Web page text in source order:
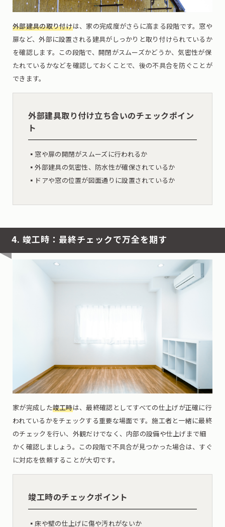
外部建具の取り付けは、家の完成度がさらに高まる段階です。窓や
扉など、外部に設置される建具がしっかりと取り付けられているか
を確認します。この段階で、開閉がスムーズかどうか、気密性が保
たれているかなどを確認しておくことで、後の不具合を防ぐことが
できます。
外部建具取り付け立ち合いのチェックポイン
ト
▪︎窓や扉の開閉がスムーズに行われるか
▪︎外部建具の気密性、防水性が確保されているか
▪︎ドアや窓の位置が図面通りに設置されているか
4. 竣工時：最終チェックで万全を期す
家が完成した竣工時は、最終確認としてすべての仕上げが正確に行
われているかをチェックする重要な場面です。施工者と一緒に最終
のチェックを行い、外観だけでなく、内部の設備や仕上げまで細
かく確認しましょう。この段階で不具合が見つかった場合は、すぐ
に対応を依頼することが大切です。
竣工時のチェックポイント
▪︎床や壁の仕上げに傷や汚れがないか